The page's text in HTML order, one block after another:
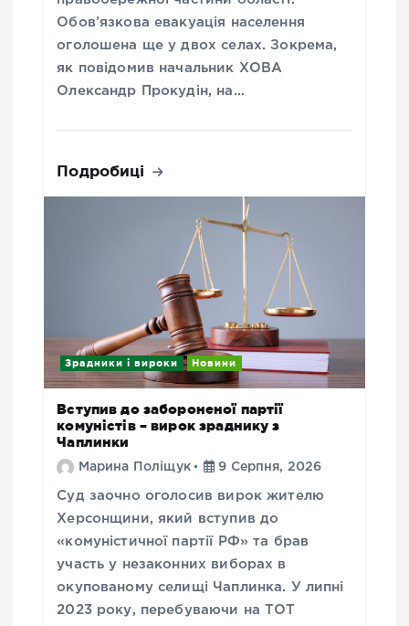
Обов’язкова евакуація населення
оголошена ще у двох селах. Зокрема,
як повідомив начальник ХОВА
Олександр Прокудін, на…
Подробиці
Зрадники і вироки Новини
Вступив до забороненої партії
комуністів – вирок зраднику з
Чаплинки
Марина Поліщук 9 Серпня, 2026
Суд заочно оголосив вирок жителю
Херсонщини, який вступив до
«комуністичної партії РФ» та брав
участь у незаконних виборах в
окупованому селищі Чаплинка. У липні
2023 року, перебуваючи на ТОТ